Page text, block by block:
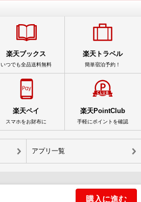
購入に進む
楽天ブックス
いつでも全品送料無料
楽天トラベル
簡単宿泊予約！
楽天ペイ
スマホをお財布に
楽天PointClub
手軽にポイントを確認
アプリ一覧